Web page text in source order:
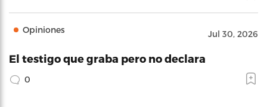
Opiniones Jul 30, 2026
El testigo que graba pero no declara
0